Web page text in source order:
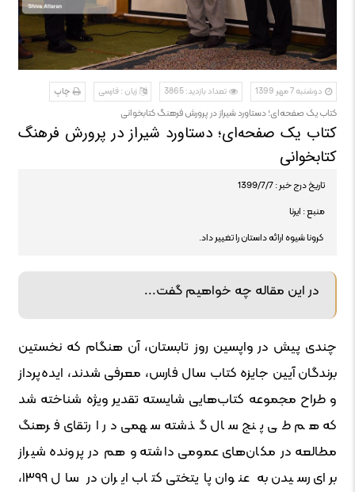
دوشنبه 7 مهر 1399 تعداد بازدید: 3865 زبان : فارسی چاپ
کتاب یک صفحه‌ای؛ دستاورد شیراز در پرورش فرهنگ کتابخوانی
کتاب یک صفحه‌ای؛ دستاورد شیراز در پرورش فرهنگ
کتابخوانی
تاریخ درج خبر : 1399/7/7
منبع : ایرنا
کرونا شیوه ارائه داستان را تغییر داد.
در این مقاله چه خواهیم گفت...
چندی پیش در واپسین روز تابستان، آن هنگام که نخستین
برندگان آیین جایزه کتاب سال فارس، معرفی شدند، ایده‌پرداز
و طراح مجموعه کتاب‌هایی شایسته تقدیر ویژه شناخته شد
که هم طی پنج سال گذشته سهمی در ارتقای فرهنگ
مطالعه در مکان‌های عمومی داشته و هم در پرونده شیراز
برای رسیدن به عنوان پایتختی کتاب ایران در سال ۱۳۹۹،